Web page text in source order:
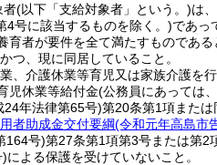
者(以下「支給対象者」という。)は
4号に該当するものを除く。)であっ
者が要件を全て満たすものである
つ、現に同居していること。
、介護休業等育児又は家族介護を
児休業等給付金(公務員にあっては
24年法律第65号)第20条第1項または
者助成金交付要綱(令和元年高島市
164号)第27条第1項第3号または第2
による保護を受けていないこと。